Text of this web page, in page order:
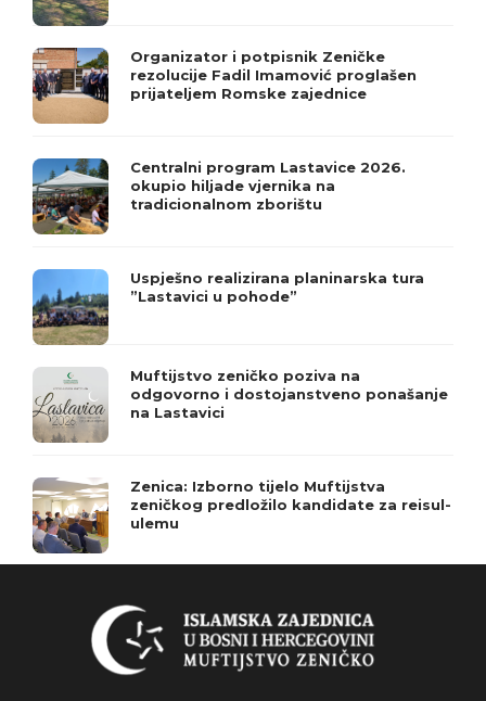
Organizator i potpisnik Zeničke
rezolucije Fadil Imamović proglašen
prijateljem Romske zajednice
Centralni program Lastavice 2026.
okupio hiljade vjernika na
tradicionalnom zborištu
Uspješno realizirana planinarska tura
”Lastavici u pohode”
Muftijstvo zeničko poziva na
odgovorno i dostojanstveno ponašanje
na Lastavici
Zenica: Izborno tijelo Muftijstva
zeničkog predložilo kandidate za reisul-
ulemu